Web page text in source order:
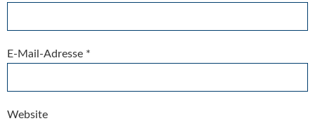
E-Mail-Adresse *
Website